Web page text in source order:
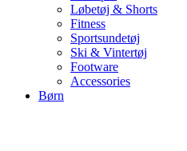
Løbetøj & Shorts
Fitness
Sportsundetøj
Ski & Vintertøj
Footware
Accessories
Børn